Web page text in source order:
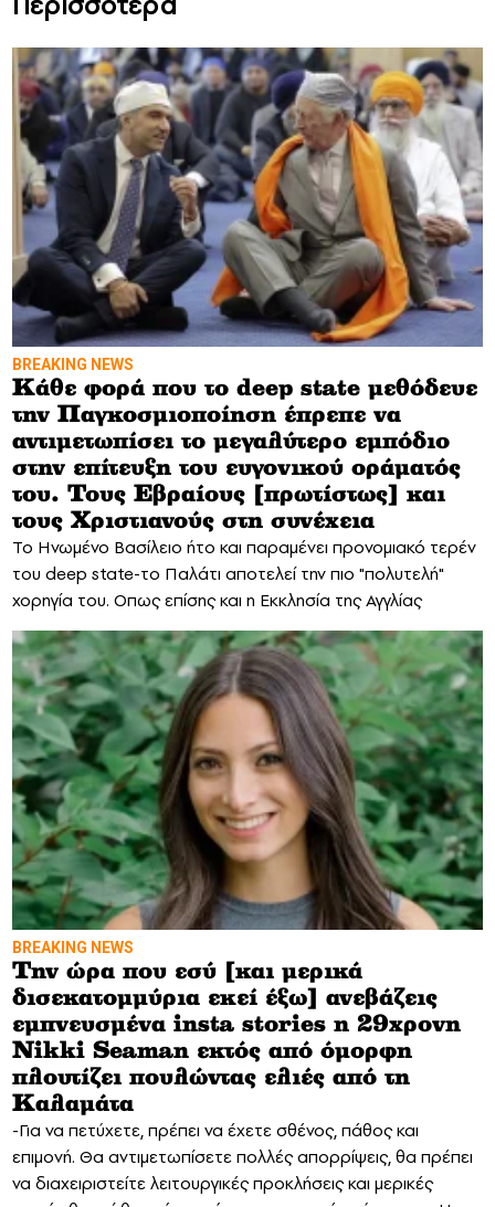
BREAKING NEWS
Κάθε φορά που το deep state μεθόδευε
την Παγκοσμιοποίηση έπρεπε να
αντιμετωπίσει το μεγαλύτερο εμπόδιο
στην επίτευξη του ευγονικού οράματός
του. Τους Εβραίους [πρωτίστως] και
τους Χριστιανούς στη συνέχεια
Το Ηνωμένο Βασίλειο ήτο και παραμένει προνομιακό τερέν
του deep state-το Παλάτι αποτελεί την πιο "πολυτελή"
χορηγία του. Οπως επίσης και η Εκκλησία της Αγγλίας
BREAKING NEWS
Tην ώρα που εσύ [και μερικά
δισεκατομμύρια εκεί έξω] ανεβάζεις
εμπνευσμένα insta stories η 29χρονη
Nikki Seaman εκτός από όμορφη
πλουτίζει πουλώντας ελιές από τη
Καλαμάτα
-Για να πετύχετε, πρέπει να έχετε σθένος, πάθος και
επιμονή. Θα αντιμετωπίσετε πολλές απορρίψεις, θα πρέπει
να διαχειριστείτε λειτουργικές προκλήσεις και μερικές